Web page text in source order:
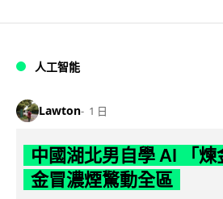
人工智能
Lawton 1 日
中國湖北男自學 AI 「煉
金冒濃煙驚動全區